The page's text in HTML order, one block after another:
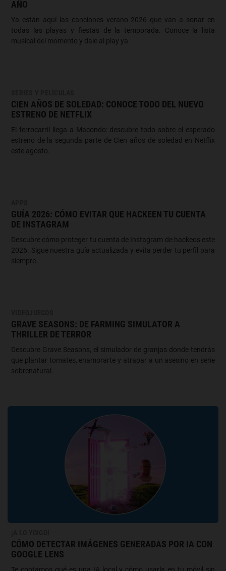
AÑO
Ya están aquí las canciones verano 2026 que van a sonar en
todas las playas y fiestas de la temporada. Conoce la lista
musical del momento y dale al play ya.
CIEN AÑOS DE SOLEDAD: CONOCE TODO DEL NUEVO
ESTRENO DE NETFLIX
El ferrocarril llega a Macondo: descubre todo sobre el esperado
estreno de la segunda parte de Cien años de soledad en Netflix
este agosto.
GUÍA 2026: CÓMO EVITAR QUE HACKEEN TU CUENTA
DE INSTAGRAM
Descubre cómo proteger tu cuenta de Instagram de hackeos este
2026. Sigue nuestra guía actualizada y evita perder tu perfil para
siempre.
GRAVE SEASONS: DE FARMING SIMULATOR A
THRILLER DE TERROR
Descubre Grave Seasons, el simulador de granjas donde tendrás
que plantar tomates, enamorarte y atrapar a un asesino en serie
sobrenatural.
CÓMO DETECTAR IMÁGENES GENERADAS POR IA CON
GOOGLE LENS